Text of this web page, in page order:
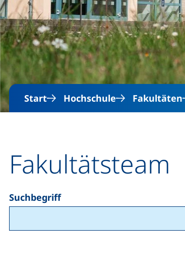
Start
Hochschule Fakultäten
Fakultätsteam
Suchbegriff